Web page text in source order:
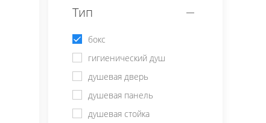
Тип
бокс
гигиенический душ
душевая дверь
душевая панель
душевая стойка